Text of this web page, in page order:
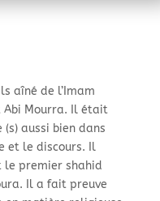
aîné de l’Imam
Abi Mourra. Il était
aussi bien dans
et le discours. Il
premier shahid
Il a fait preuve